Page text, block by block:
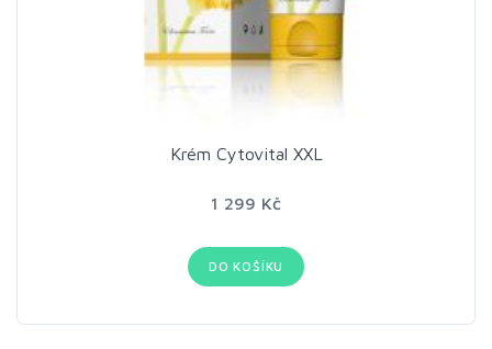
Krém Cytovital XXL
1 299 Kč
DO KOŠÍKU